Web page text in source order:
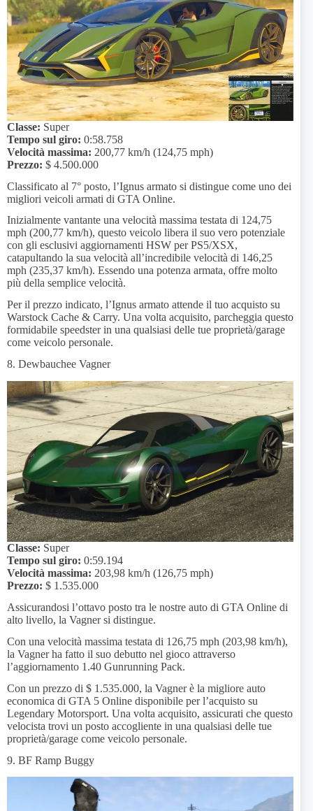
Classe: Super
Tempo sul giro: 0:58.758
Velocità massima: 200,77 km/h (124,75 mph)
Prezzo: $ 4.500.000
Classificato al 7° posto, l’Ignus armato si distingue come uno dei
migliori veicoli armati di GTA Online.
Inizialmente vantante una velocità massima testata di 124,75
mph (200,77 km/h), questo veicolo libera il suo vero potenziale
con gli esclusivi aggiornamenti HSW per PS5/XSX,
catapultando la sua velocità all’incredibile velocità di 146,25
mph (235,37 km/h). Essendo una potenza armata, offre molto
più della semplice velocità.
Per il prezzo indicato, l’Ignus armato attende il tuo acquisto su
Warstock Cache & Carry. Una volta acquisito, parcheggia questo
formidabile speedster in una qualsiasi delle tue proprietà/garage
come veicolo personale.
8. Dewbauchee Vagner
Classe: Super
Tempo sul giro: 0:59.194
Velocità massima: 203,98 km/h (126,75 mph)
Prezzo: $ 1.535.000
Assicurandosi l’ottavo posto tra le nostre auto di GTA Online di
alto livello, la Vagner si distingue.
Con una velocità massima testata di 126,75 mph (203,98 km/h),
la Vagner ha fatto il suo debutto nel gioco attraverso
l’aggiornamento 1.40 Gunrunning Pack.
Con un prezzo di $ 1.535.000, la Vagner è la migliore auto
economica di GTA 5 Online disponibile per l’acquisto su
Legendary Motorsport. Una volta acquisito, assicurati che questo
velocista trovi un posto accogliente in una qualsiasi delle tue
proprietà/garage come veicolo personale.
9. BF Ramp Buggy